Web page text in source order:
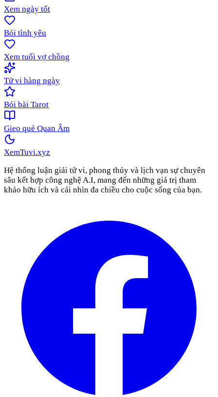
Xem ngày tốt
Bói tình yêu
Xem tuổi vợ chồng
Tử vi hàng ngày
Bói bài Tarot
Gieo quẻ Quan Âm
XemTuvi.xyz
Hệ thống luận giải tử vi, phong thủy và lịch vạn sự chuyên
sâu kết hợp công nghệ A.I, mang đến những giá trị tham
khảo hữu ích và cái nhìn đa chiều cho cuộc sống của bạn.